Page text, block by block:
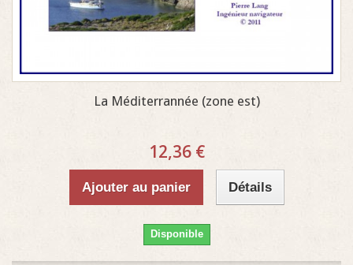
La Méditerrannée (zone est)
12,36 €
Ajouter au panier Détails
Disponible